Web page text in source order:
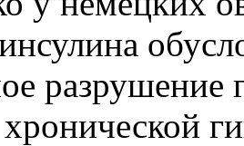
разрушение